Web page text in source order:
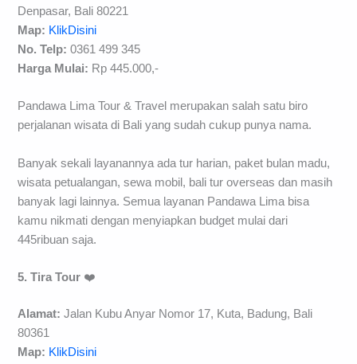
Denpasar, Bali 80221
Map: KlikDisini
No. Telp: 0361 499 345
Harga Mulai: Rp 445.000,-
Pandawa Lima Tour & Travel merupakan salah satu biro
perjalanan wisata di Bali yang sudah cukup punya nama.
Banyak sekali layanannya ada tur harian, paket bulan madu,
wisata petualangan, sewa mobil, bali tur overseas dan masih
banyak lagi lainnya. Semua layanan Pandawa Lima bisa
kamu nikmati dengan menyiapkan budget mulai dari
445ribuan saja.
5. Tira Tour ❤️
Alamat: Jalan Kubu Anyar Nomor 17, Kuta, Badung, Bali
80361
Map: KlikDisini